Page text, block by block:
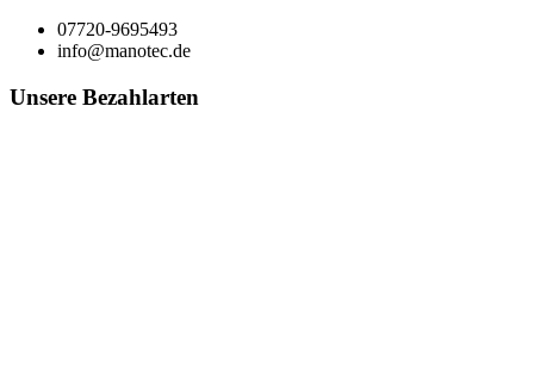
07720-9695493
info@manotec.de
Unsere Bezahlarten